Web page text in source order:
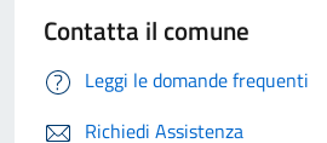
Contatta il comune
Leggi le domande frequenti
Richiedi Assistenza